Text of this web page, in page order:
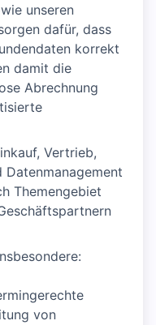
unseren
dafür, dass
korrekt
damit die
Abrechnung
Vertrieb,
Themengebiet
von